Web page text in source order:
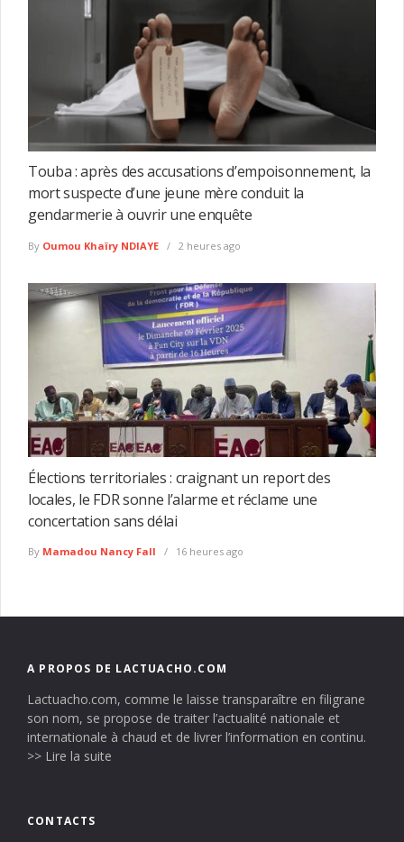
Touba : après des accusations d’empoisonnement, la
mort suspecte d’une jeune mère conduit la
gendarmerie à ouvrir une enquête
By Oumou Khaïry NDIAYE 2 heures ago
Élections territoriales : craignant un report des
locales, le FDR sonne l’alarme et réclame une
concertation sans délai
By Mamadou Nancy Fall 16 heures ago
A PROPOS DE LACTUACHO.COM
Lactuacho.com, comme le laisse transparaître en filigrane
son nom, se propose de traiter l’actualité nationale et
internationale à chaud et de livrer l’information en continu.
>> Lire la suite
CONTACTS